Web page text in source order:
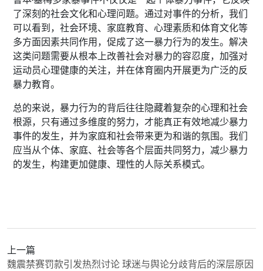
了深刻的社会文化和心理问题。通过对事件的分析，我们
可以看到，社会环境、家庭教育、心理素质和体育文化等
多方面因素共同作用，促成了这一暴力行为的发生。解决
这类问题需要从根本上改善社会对暴力的容忍度，加强对
运动员心理健康的关注，并在体育圈内开展更为广泛的反
暴力教育。
总的来说，暴力行为的背后往往隐藏着复杂的心理和社会
根源，只有通过多维度的努力，才能真正有效地减少暴力
事件的发生，并为家庭和社会带来更为和谐的氛围。我们
应当从个体、家庭、社会等各个层面共同努力，减少暴力
的发生，构建更加健康、理性的人际关系模式。
上一篇
魏震禁赛罚款引发热烈讨论 球迷与舆论分歧背后的深层原因